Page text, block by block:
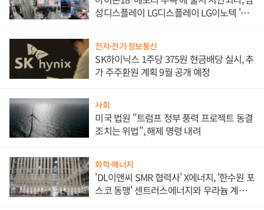
성디스플레이 LG디스플레이 LG이노텍 '탈
전자·전기·정보통신
SK하이닉스 1주당 375원 현금배당 실시, 추
가 주주환원 계획 9월 공개 예정
사회
미국 법원 "트럼프 정부 풍력 프로젝트 동결
조치는 위법", 해제 명령 내려
화학·에너지
'DL이앤씨 SMR 협력사' X에너지, '한수원 포
스코 동맹' 센트러스에너지와 우라늄 계약